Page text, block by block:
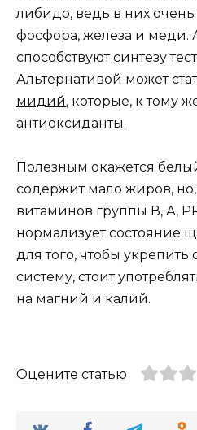
либидо, ведь в них
фосфора, железа и меди.
способствуют синтезу
Альтернативой может
мидий, которые, к тому
антиоксиданты.
Полезным окажется
содержит мало жиров, но,
витаминов группы В, А,
нормализует состояние
для того, чтобы
систему, стоит
на магний и калий.
Оцените статью